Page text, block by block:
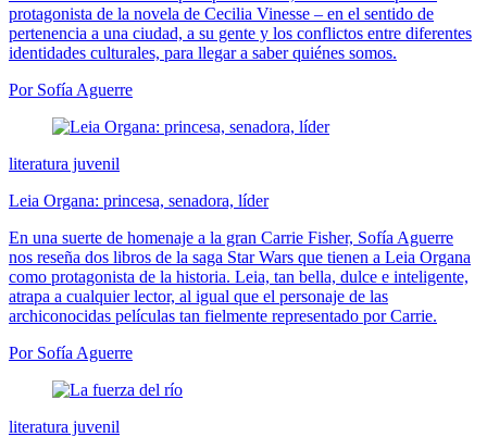
protagonista de la novela de Cecilia Vinesse – en el sentido de
pertenencia a una ciudad, a su gente y los conflictos entre diferentes
identidades culturales, para llegar a saber quiénes somos.
Por Sofía Aguerre
literatura juvenil
Leia Organa: princesa, senadora, líder
En una suerte de homenaje a la gran Carrie Fisher, Sofía Aguerre
nos reseña dos libros de la saga Star Wars que tienen a Leia Organa
como protagonista de la historia. Leia, tan bella, dulce e inteligente,
atrapa a cualquier lector, al igual que el personaje de las
archiconocidas películas tan fielmente representado por Carrie.
Por Sofía Aguerre
literatura juvenil